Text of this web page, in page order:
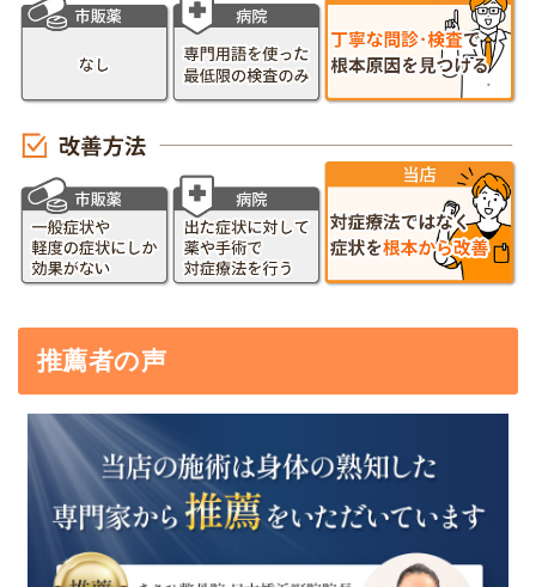
推薦者の声